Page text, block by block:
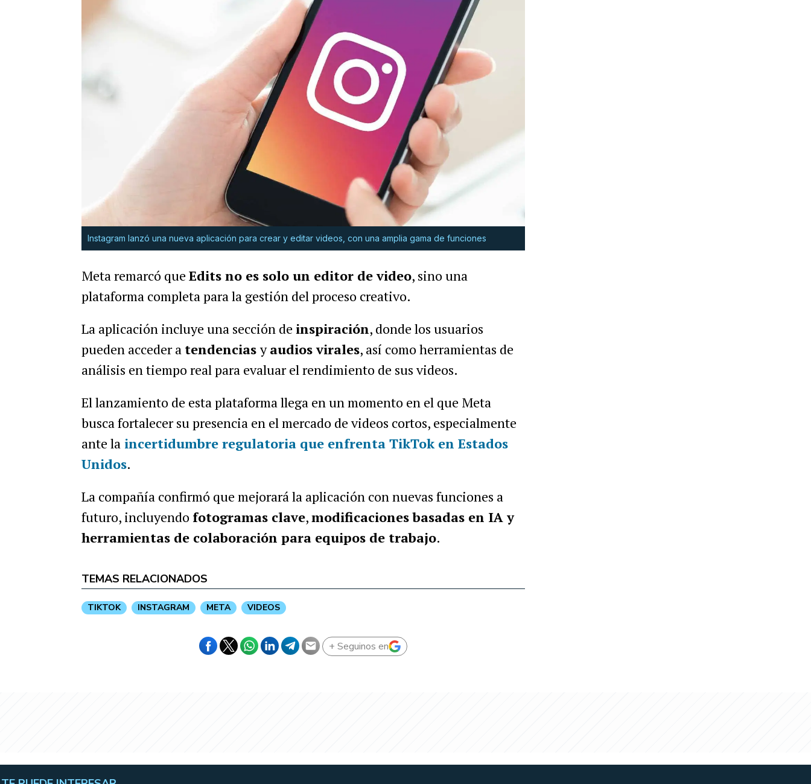
Instagram lanzó una nueva aplicación para crear y editar videos, con una amplia gama de funciones
Meta remarcó que Edits no es solo un editor de video, sino una
plataforma completa para la gestión del proceso creativo.
La aplicación incluye una sección de inspiración, donde los usuarios
pueden acceder a tendenciasyaudios virales, así como herramientas de
análisis en tiempo real para evaluar el rendimiento de sus videos.
El lanzamiento de esta plataforma llega en un momento en el que Meta
busca fortalecer su presencia en el mercado de videos cortos, especialmente
ante la incertidumbre regulatoria que enfrenta TikTok en Estados
Unidos.
La compañía confirmó que mejorará la aplicación con nuevas funciones a
futuro, incluyendo fotogramas clave,modificaciones basadas en IA y
herramientas de colaboración para equipos de trabajo.
TEMAS RELACIONADOS
TIKTOK INSTAGRAM META VIDEOS
+ Seguinos en